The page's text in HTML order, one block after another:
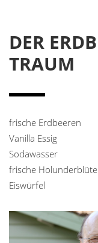
DER
TRAUM
frische Erdbeeren
Vanilla Essig
Sodawasser
frische
Eiswürfel